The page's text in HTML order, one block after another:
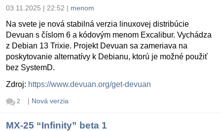
03.11.2025 | 22:52 | menom
Na svete je nová stabilná verzia linuxovej distribúcie
Devuan s číslom 6 a kódovým menom Excalibur. Vychádza
z Debian 13 Trixie. Projekt Devuan sa zameriava na
poskytovanie alternatívy k Debianu, ktorú je možné použiť
bez SystemD.
Zdroj: https://www.devuan.org/get-devuan
2 | Nová verzia
MX-25 “Infinity” beta 1